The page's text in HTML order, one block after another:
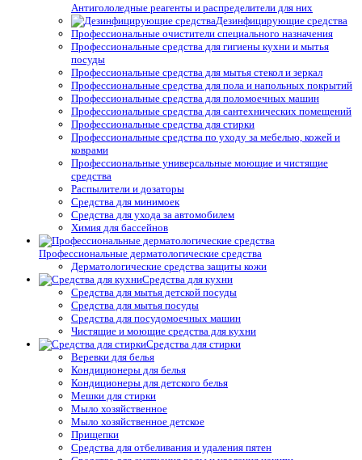
Антигололедные реагенты и распределители для них
Дезинфицирующие средства
Профессиональные очистители специального назначения
Профессиональные средства для гигиены кухни и мытья
посуды
Профессиональные средства для мытья стекол и зеркал
Профессиональные средства для пола и напольных покрытий
Профессиональные средства для поломоечных машин
Профессиональные средства для сантехнических помещений
Профессиональные средства для стирки
Профессиональные средства по уходу за мебелью, кожей и
коврами
Профессиональные универсальные моющие и чистящие
средства
Распылители и дозаторы
Средства для минимоек
Средства для ухода за автомобилем
Химия для бассейнов
Профессиональные дерматологические средства
Дерматологические средства защиты кожи
Средства для кухни
Средства для мытья детской посуды
Средства для мытья посуды
Средства для посудомоечных машин
Чистящие и моющие средства для кухни
Средства для стирки
Веревки для белья
Кондиционеры для белья
Кондиционеры для детского белья
Мешки для стирки
Мыло хозяйственное
Мыло хозяйственное детское
Прищепки
Средства для отбеливания и удаления пятен